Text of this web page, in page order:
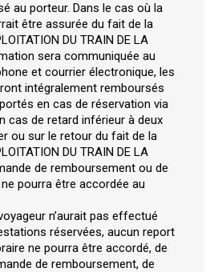
au porteur. Dans le cas où la
être assurée du fait de la
DU TRAIN DE LA
sera communiquée au
et courrier électronique, les
intégralement remboursés
en cas de réservation via
cas de retard inférieur à deux
ou sur le retour du fait de la
DU TRAIN DE LA
de remboursement ou de
pourra être accordée au
n’aurait pas effectué
réservées, aucun report
ne pourra être accordé, de
de remboursement, de